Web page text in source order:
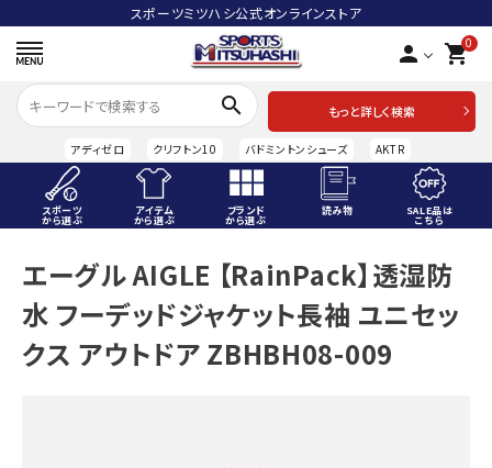
スポーツミツハシ公式オンラインストア
person 0
shopping_cart
search
もっと詳しく検索
アディゼロ クリフトン10 バドミントンシューズ AKTR
スポーツ
から選ぶ
アイテム
から選ぶ
ブランド
から選ぶ
読み物 SALE品は
こちら
ACCOUNT MENU
ようこそ ゲスト 様
meeting_room ログイン person 会員登録
エーグル AIGLE 【RainPack】透湿防
水 フーデッドジャケット長袖 ユニセッ
クス アウトドア ZBHBH08-009